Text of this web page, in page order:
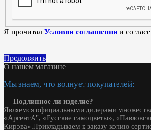
Я прочитал Условия соглашения и
Продолжить
О нашем магазине
Мы знаем, что волнует покупателей:
— Подлинное ли изделие?
Являемся официальными дилерами
«АргентА", «Русские самоцветы»,
Кирова».Прикладываем к заказу копию